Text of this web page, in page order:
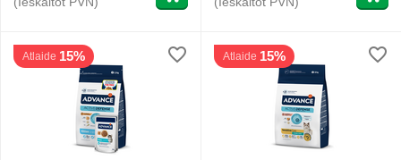
Atlaide 15% Atlaide 15%